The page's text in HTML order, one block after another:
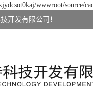
wwwroot/source/
开发有限公司！